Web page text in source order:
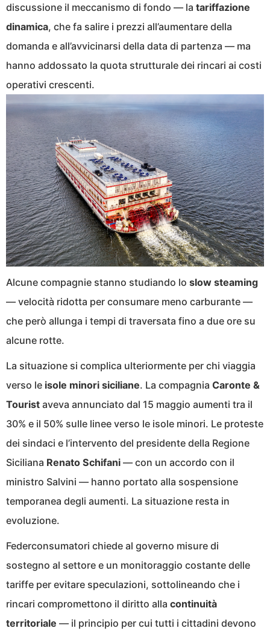
discussione il meccanismo di fondo — la tariffazione
dinamica, che fa salire i prezzi all’aumentare della
domanda e all’avvicinarsi della data di partenza — ma
hanno addossato la quota strutturale dei rincari ai costi
operativi crescenti.
Alcune compagnie stanno studiando lo slow steaming
— velocità ridotta per consumare meno carburante —
che però allunga i tempi di traversata fino a due ore su
alcune rotte.
La situazione si complica ulteriormente per chi viaggia
verso le isole minori siciliane. La compagnia Caronte &
Tourist aveva annunciato dal 15 maggio aumenti tra il
30% e il 50% sulle linee verso le isole minori. Le proteste
dei sindaci e l’intervento del presidente della Regione
Siciliana Renato Schifani — con un accordo con il
ministro Salvini — hanno portato alla sospensione
temporanea degli aumenti. La situazione resta in
evoluzione.
Federconsumatori chiede al governo misure di
sostegno al settore e un monitoraggio costante delle
tariffe per evitare speculazioni, sottolineando che i
rincari compromettono il diritto alla continuità
territoriale — il principio per cui tutti i cittadini devono